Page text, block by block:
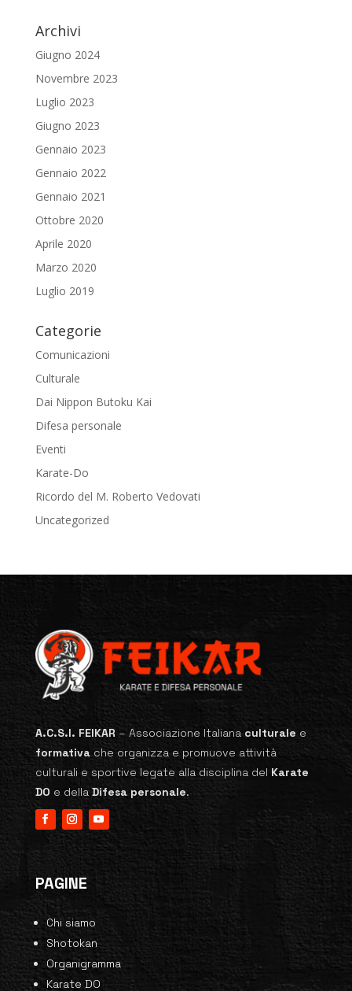
Archivi
Giugno 2024
Novembre 2023
Luglio 2023
Giugno 2023
Gennaio 2023
Gennaio 2022
Gennaio 2021
Ottobre 2020
Aprile 2020
Marzo 2020
Luglio 2019
Categorie
Comunicazioni
Culturale
Dai Nippon Butoku Kai
Difesa personale
Eventi
Karate-Do
Ricordo del M. Roberto Vedovati
Uncategorized
A.C.S.I. FEIKAR – Associazione Italiana culturale e
formativache organizza e promuove attività
culturali e sportive legate alla disciplina del Karate
DO e dellaDifesa personale.
PAGINE
Chi siamo
Shotokan
Organigramma
Karate DO